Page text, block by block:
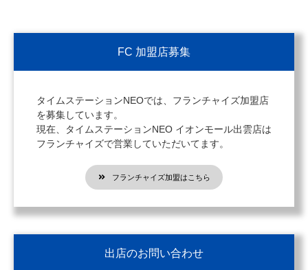
FC 加盟店募集
タイムステーションNEOでは、フランチャイズ加盟店
を募集しています。
現在、タイムステーションNEO イオンモール出雲店は
フランチャイズで営業していただいてます。
フランチャイズ加盟はこちら
出店のお問い合わせ